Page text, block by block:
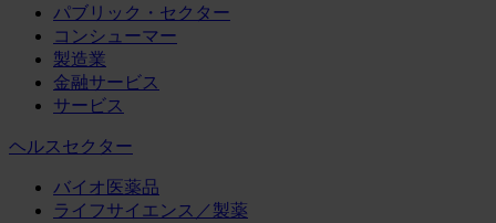
パブリック・セクター
コンシューマー
製造業
金融サービス
サービス
ヘルスセクター
バイオ医薬品
ライフサイエンス／製薬